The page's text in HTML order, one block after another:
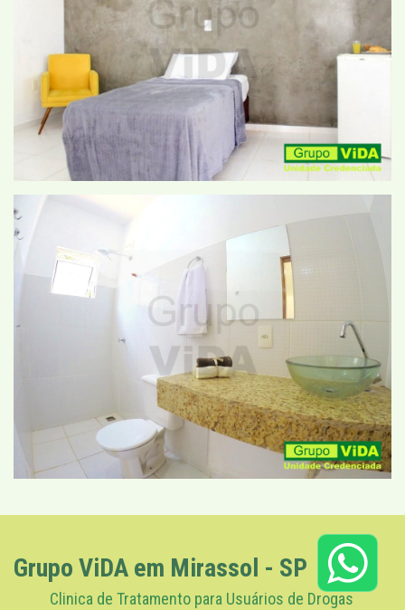
Grupo ViDA em Mirassol - SP
Clinica de Tratamento para Usuários de Drogas